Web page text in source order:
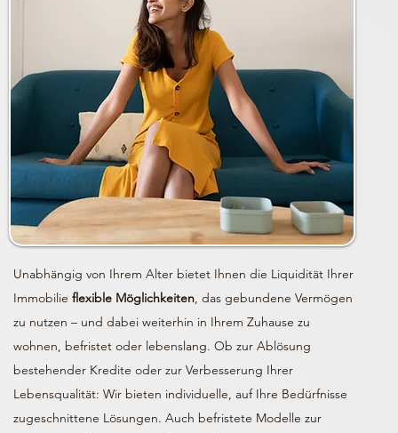
Unabhängig von Ihrem Alter bietet Ihnen die Liquidität Ihrer
Immobilie flexible Möglichkeiten, das gebundene Vermögen
zu nutzen – und dabei weiterhin in Ihrem Zuhause zu
wohnen, befristet oder lebenslang. Ob zur Ablösung
bestehender Kredite oder zur Verbesserung Ihrer
Lebensqualität: Wir bieten individuelle, auf Ihre Bedürfnisse
zugeschnittene Lösungen. Auch befristete Modelle zur